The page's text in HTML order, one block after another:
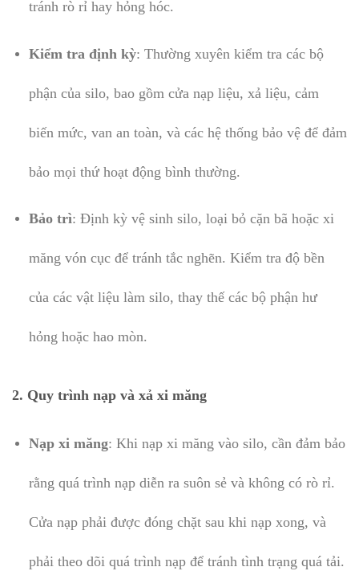
tránh rò rỉ hay hỏng hóc.
Kiểm tra định kỳ: Thường xuyên kiểm tra các bộ
phận của silo, bao gồm cửa nạp liệu, xả liệu, cảm
biến mức, van an toàn, và các hệ thống bảo vệ để đảm
bảo mọi thứ hoạt động bình thường.
Bảo trì: Định kỳ vệ sinh silo, loại bỏ cặn bã hoặc xi
măng vón cục để tránh tắc nghẽn. Kiểm tra độ bền
của các vật liệu làm silo, thay thế các bộ phận hư
hỏng hoặc hao mòn.
2. Quy trình nạp và xả xi măng
Nạp xi măng: Khi nạp xi măng vào silo, cần đảm bảo
rằng quá trình nạp diễn ra suôn sẻ và không có rò rỉ.
Cửa nạp phải được đóng chặt sau khi nạp xong, và
phải theo dõi quá trình nạp để tránh tình trạng quá tải.